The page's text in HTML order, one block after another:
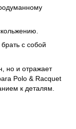
с собой
но и отражает
Polo & Racquet
к деталям.